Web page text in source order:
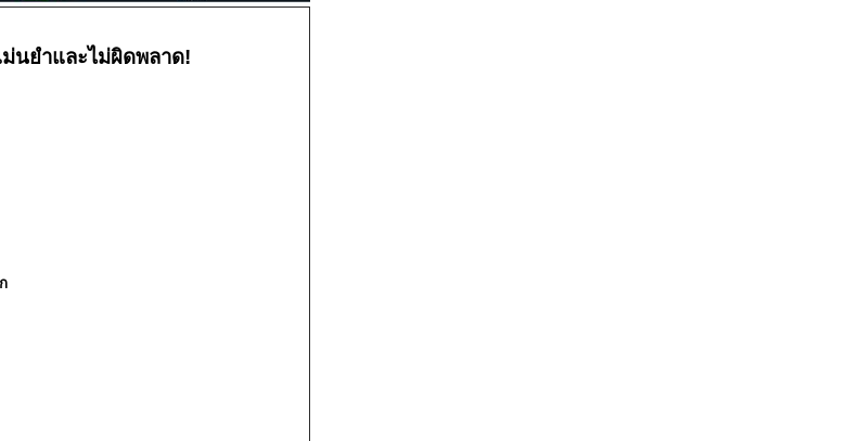
นยำและไม่ผิดพลาด!